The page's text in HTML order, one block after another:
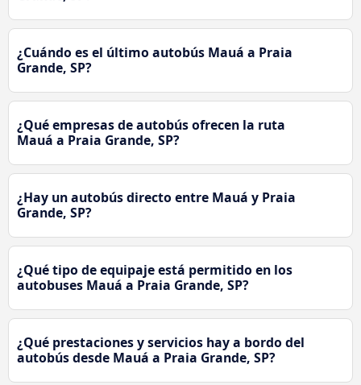
¿Cuándo es el último autobús Mauá a Praia
Grande, SP?
¿Qué empresas de autobús ofrecen la ruta
Mauá a Praia Grande, SP?
¿Hay un autobús directo entre Mauá y Praia
Grande, SP?
¿Qué tipo de equipaje está permitido en los
autobuses Mauá a Praia Grande, SP?
¿Qué prestaciones y servicios hay a bordo del
autobús desde Mauá a Praia Grande, SP?